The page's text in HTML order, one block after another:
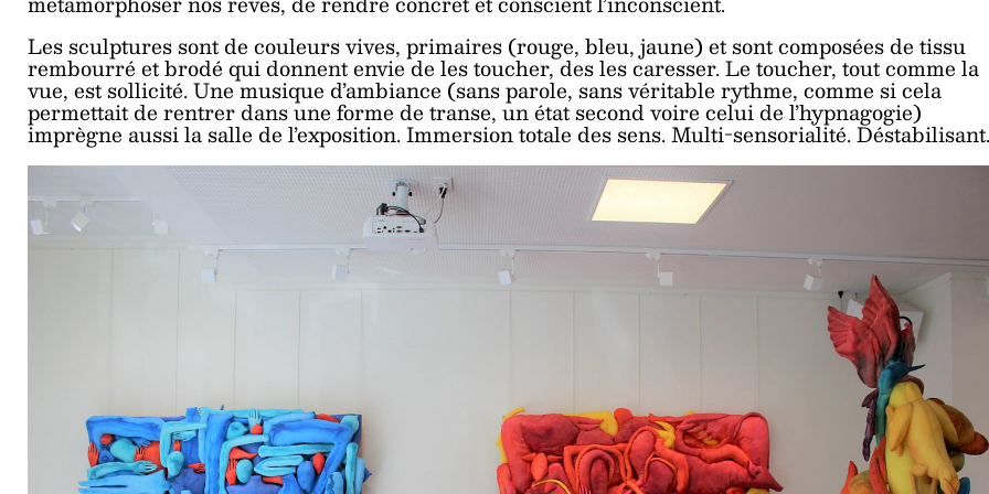
Les sculptures sont de couleurs vives, primaires (rouge, bleu, jaune) et sont composées de tissu
rembourré et brodé qui donnent envie de les toucher, des les caresser. Le toucher, tout comme la
vue, est sollicité. Une musique d’ambiance (sans parole, sans véritable rythme, comme si cela
permettait de rentrer dans une forme de transe, un état second voire celui de l’hypnagogie)
imprègne aussi la salle de l’exposition. Immersion totale des sens. Multi-sensorialité. Déstabilisant.